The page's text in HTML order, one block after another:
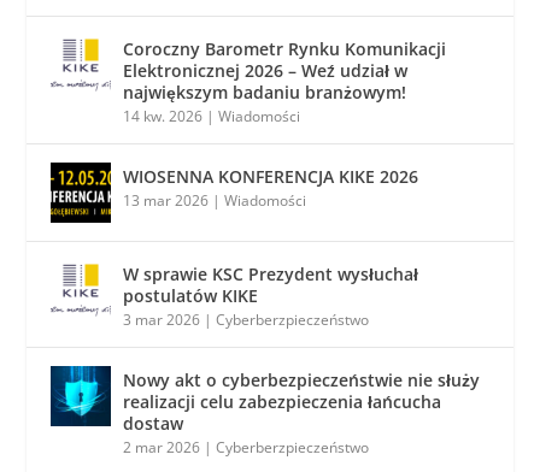
Coroczny Barometr Rynku Komunikacji
Elektronicznej 2026 – Weź udział w
największym badaniu branżowym!
14 kw. 2026 |Wiadomości
WIOSENNA KONFERENCJA KIKE 2026
13 mar 2026 |Wiadomości
W sprawie KSC Prezydent wysłuchał
postulatów KIKE
3 mar 2026 |Cyberberzpieczeństwo
Nowy akt o cyberbezpieczeństwie nie służy
realizacji celu zabezpieczenia łańcucha
dostaw
2 mar 2026 |Cyberberzpieczeństwo